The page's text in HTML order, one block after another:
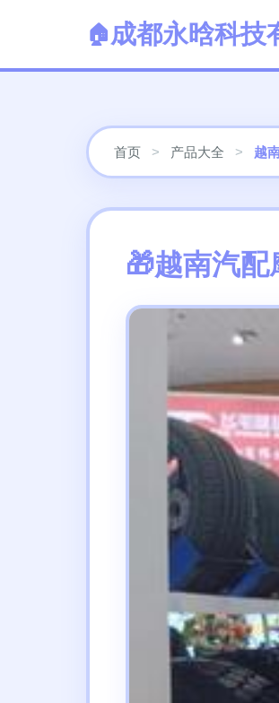
成都永晗科技
首页 > 产品大全 > 越
越南汽